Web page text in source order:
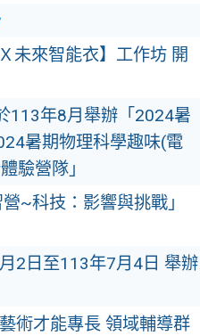
未來智能衣】工作坊 開
113年8月舉辦「2024暑
暑期物理科學趣味(電
驗營隊」
~科技：影響與挑戰」
2日至113年7月4日 舉辦
術才能專長 領域輔導群